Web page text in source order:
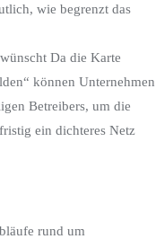
wie begrenzt das
Da die Karte
können Unternehmen
Betreibers, um die
ein dichteres Netz
rund um